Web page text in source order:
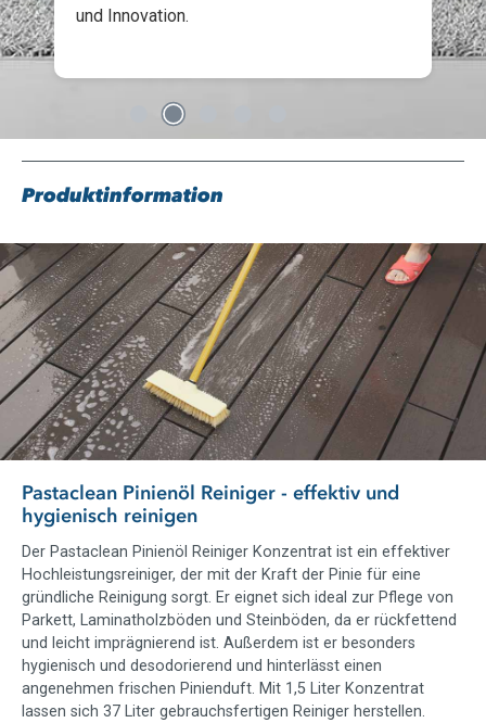
und Innovation.
Produktinformation
Slider überspringen
Pastaclean Pinienöl Reiniger - effektiv und
hygienisch reinigen
Der Pastaclean Pinienöl Reiniger Konzentrat ist ein effektiver
Hochleistungsreiniger, der mit der Kraft der Pinie für eine
gründliche Reinigung sorgt. Er eignet sich ideal zur Pflege von
Parkett, Laminatholzböden und Steinböden, da er rückfettend
und leicht imprägnierend ist. Außerdem ist er besonders
hygienisch und desodorierend und hinterlässt einen
angenehmen frischen Pinienduft. Mit 1,5 Liter Konzentrat
lassen sich 37 Liter gebrauchsfertigen Reiniger herstellen.